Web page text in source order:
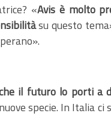
«Avis è molto
su questo
il futuro lo porti a
specie. In Italia ci